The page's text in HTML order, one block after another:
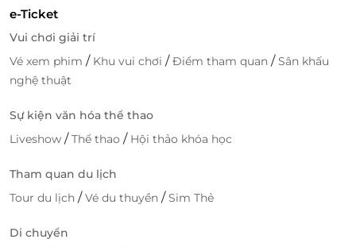
Với đội ngũ nhân viên chuyên nghiệp cùng chất
lượng trong từng sản phẩm
e-Ticket
Vui chơi giải trí
Vé xem phim / Khu vui chơi /Điểm tham quan /Sân khấu
nghệ thuật
Sự kiện văn hóa thể thao
Liveshow /Thể thao / Hội thảo khóa học
Tham quan du lịch
Tour du lịch /Vé du thuyền /Sim Thẻ
Di chuyển